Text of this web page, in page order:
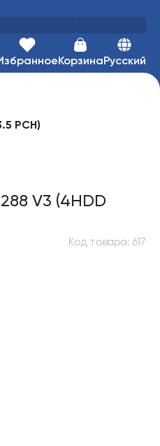
КорзинаРусский
PCH)
V3 (4HDD
Код товара: 617